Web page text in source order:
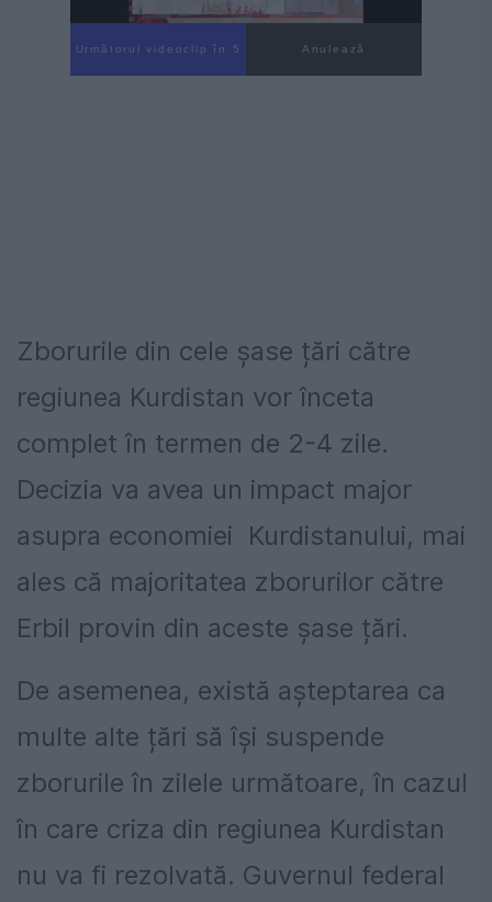
Următorul videoclip în 4 Anulează
Zborurile din cele șase țări către
regiunea Kurdistan vor înceta
complet în termen de 2-4 zile.
Decizia va avea un impact major
asupra economiei Kurdistanului, mai
ales că majoritatea zborurilor către
Erbil provin din aceste șase țări.
De asemenea, există așteptarea ca
multe alte țări să își suspende
zborurile în zilele următoare, în cazul
în care criza din regiunea Kurdistan
nu va fi rezolvată. Guvernul federal